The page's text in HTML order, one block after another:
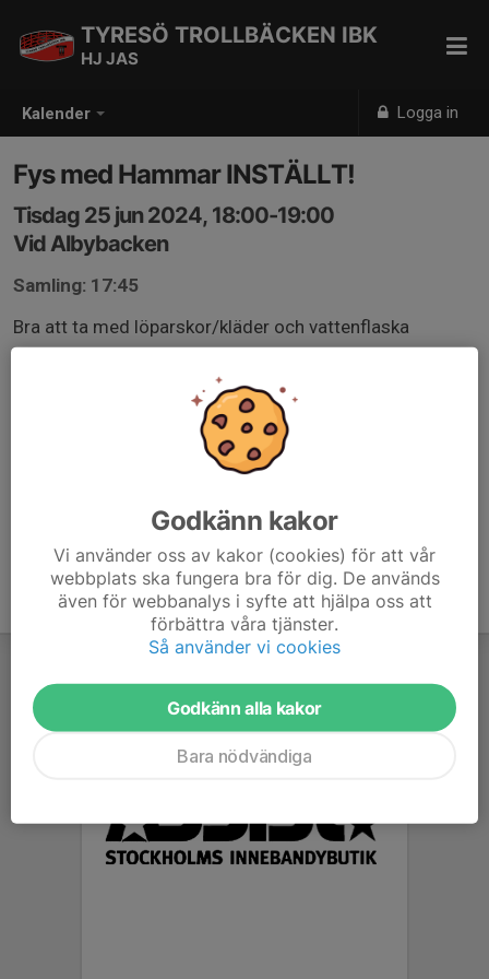
Kalender Logga in
TYRESÖ TROLLBÄCKEN IBK
HJ JAS
Fys med Hammar INSTÄLLT!
Tisdag 25 jun 2024, 18:00-19:00
Vid Albybacken
Samling: 17:45
Bra att ta med löparskor/kläder och vattenflaska
Godkänn kakor
Vi använder oss av kakor (cookies) för att vår
webbplats ska fungera bra för dig. De används
även för webbanalys i syfte att hjälpa oss att
förbättra våra tjänster.
Så använder vi cookies
Godkänn alla kakor
Bara nödvändiga